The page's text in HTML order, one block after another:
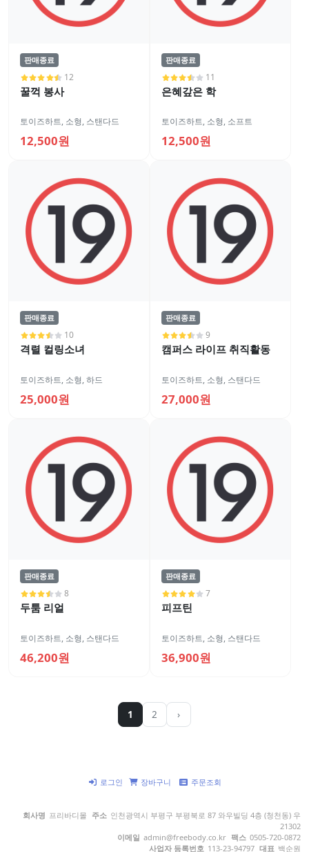
판매종료
12
꿀꺽 봉사
토이즈하트, 소형, 스탠다드
12,500원
판매종료
11
은혜갚은 학
토이즈하트, 소형, 소프트
12,500원
판매종료
10
격렬 컬링소녀
토이즈하트, 소형,하드
25,000원
판매종료
9
캠퍼스 라이프 취직활동
토이즈하트, 소형, 스탠다드
27,000원
판매종료
8
두툼 리얼
토이즈하트, 소형, 스탠다드
46,200원
판매종료
7
피프틴
토이즈하트, 소형, 스탠다드
36,900원
1 2 ›
로그인 장바구니 주문조회
회사명 프리바디몰 주소 인천광역시 부평구 부평북로 87 와우빌딩 4층 (청천동) 우
21302
이메일 admin@freebody.co.kr 팩스 0505-720-0872
사업자 등록번호 113-23-94797 대표 백순원